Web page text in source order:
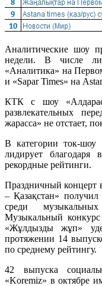
Аналитические шоу
недели. В числе
«Аналитика» на
и «Sapar Times» на
КТК с шоу
развлекательных
жарасса» не отстает,
В категории ток-
лидирует благодаря
рекордные рейтинги.
Праздничный концерт
– Қазақстан»
среди
Музыкальный конкурс
«Жұлдызды жұп»
протяжении 14
по среднему рейтингу.
42 выпуска
«Koremiz» в октябре